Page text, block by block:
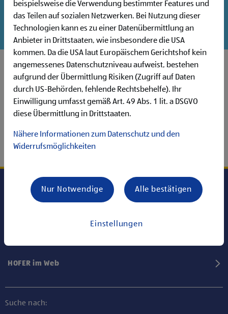
Jobsuche Jobalarm
HOFER im Web
Suche nach:
beispielsweise die Verwendung bestimmter Features und
das Teilen auf sozialen Netzwerken. Bei Nutzung dieser
Technologien kann es zu einer Datenübermittlung an
Anbieter in Drittstaaten, wie insbesondere die USA
kommen. Da die USA laut Europäischem Gerichtshof kein
angemessenes Datenschutzniveau aufweist, bestehen
aufgrund der Übermittlung Risiken (Zugriff auf Daten
durch US-Behörden, fehlende Rechtsbehelfe). Ihr
Einwilligung umfasst gemäß Art. 49 Abs. 1 lit. a DSGVO
diese Übermittlung in Drittstaaten.
Nähere Informationen zum Datenschutz und den
Widerrufsmöglichkeiten
Einstellungen
Nur Notwendige Alle bestätigen